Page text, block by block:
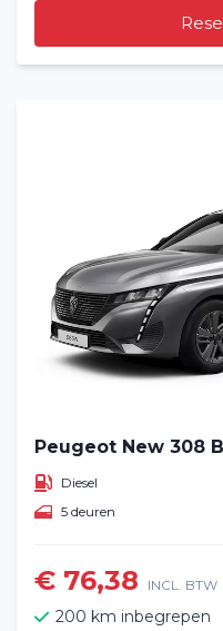
Peugeot New 308
Diesel
5 deuren
€ 76,38 INCL. BTW
200 km inbegrepen